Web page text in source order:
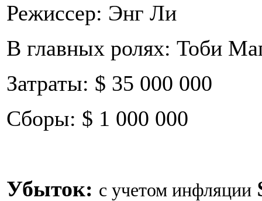
Режиссер: Энг Ли
В главных ролях: Тоби
Затраты: $ 35 000 000
Сборы: $ 1 000 000
Убыток: с учетом инфляции